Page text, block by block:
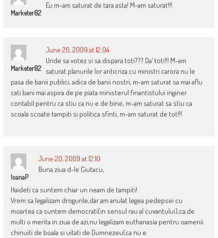
Marketer82
Eu m-am saturat de tara asta! M-am saturat!!!
Marketer82
June 20, 2009 at 12:04
Unde sa votez si sa dispara toti??? Da’ toti!!! M-am
saturat planurile lor anticriza cu ministri carora nu le
pasa de banii publici, adica de banii nostri, m-am saturat sa mai aflu
cati bani mai aspira de pe piata ministerul finantistului inginer
contabil pentru ca stiu ca nu e de bine, m-am saturat sa stiu ca
scoala scoate tampiti si politica sfinti, m-am saturat de tot!!!
IoanaP
June 20, 2009 at 12:10
Buna ziua d-le Ciutacu,
Haideti ca suntem chiar un neam de tampiti!
Vrem sa legalizam drogurile,dar am anulat legea pedepsei cu
moartea ca suntem democrati(in sensul rau al cuvantului),ca,de
multi o merita in ziua de azi,nu legalizam euthanasia pentru oamenii
chinuiti de boala si uitati de Dumnezeu(ca nu e